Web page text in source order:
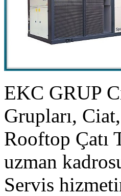
EKC GRUP
Grupları,
Rooftop Çatı
uzman
Servis